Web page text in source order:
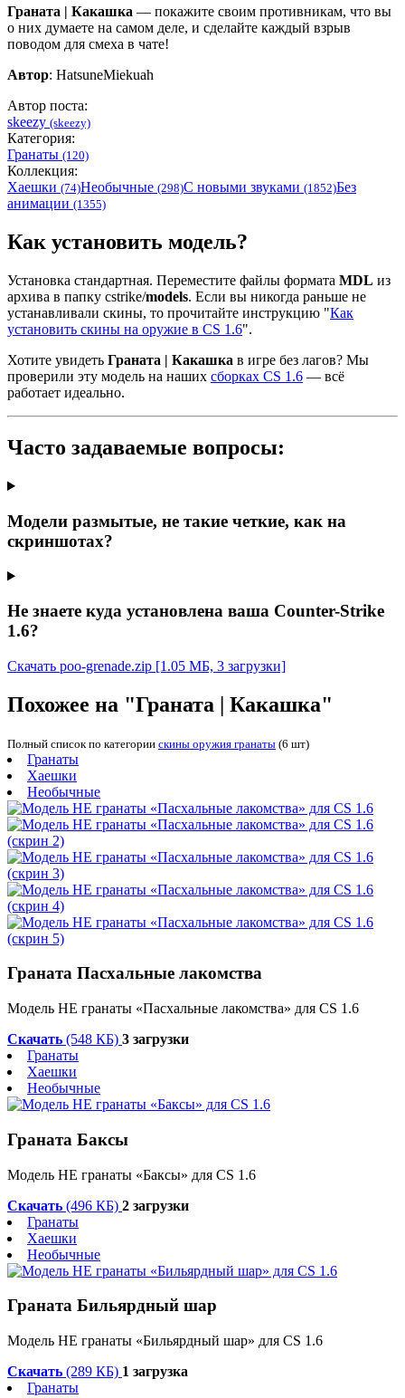
Граната | Какашка — покажите своим противникам, что вы
о них думаете на самом деле, и сделайте каждый взрыв
поводом для смеха в чате!
Автор: HatsuneMiekuah
Автор поста:
skeezy (skeezy)
Категория:
Гранаты (120)
Коллекция:
Хаешки (74)Необычные (298)С новыми звуками (1852)Без
анимации (1355)
Как установить модель?
Установка стандартная. Переместите файлы формата MDL из
архива в папку cstrike/models. Если вы никогда раньше не
устанавливали скины, то прочитайте инструкцию "Как
установить скины на оружие в CS 1.6".
Хотите увидеть Граната | Какашка в игре без лагов? Мы
проверили эту модель на наших сборках CS 1.6 — всё
работает идеально.
Часто задаваемые вопросы:
Модели размытые, не такие четкие, как на
скриншотах?
Не знаете куда установлена ваша Counter-Strike
1.6?
Скачать poo-grenade.zip [1.05 МБ, 3 загрузки]
Похожее на "Граната | Какашка"
Полный список по категории скины оружия гранаты (6 шт)
Гранаты
Хаешки
Необычные
Граната Пасхальные лакомства
Модель HE гранаты «Пасхальные лакомства» для CS 1.6
Скачать (548 КБ) 3 загрузки
Гранаты
Хаешки
Необычные
Граната Баксы
Модель HE гранаты «Баксы» для CS 1.6
Скачать (496 КБ) 2 загрузки
Гранаты
Хаешки
Необычные
Граната Бильярдный шар
Модель HE гранаты «Бильярдный шар» для CS 1.6
Скачать (289 КБ) 1 загрузка
Гранаты